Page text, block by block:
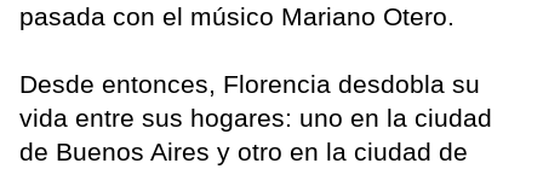
pasada con el músico Mariano Otero.
Desde entonces, Florencia desdobla su
vida entre sus hogares: uno en la ciudad
de Buenos Aires y otro en la ciudad de